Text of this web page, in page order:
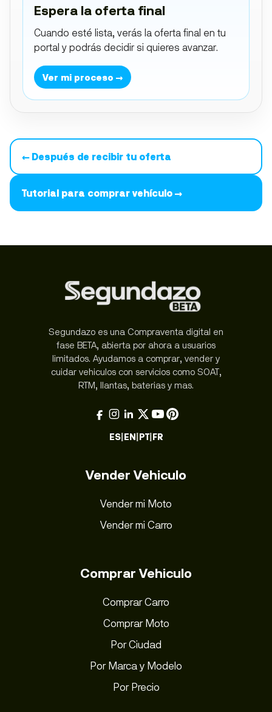
Espera la oferta final
Cuando esté lista, verás la oferta final en tu
portal y podrás decidir si quieres avanzar.
Ver mi proceso →
← Después de recibir tu oferta
Tutorial para comprar vehículo →
Segundazo es una Compraventa digital en
fase BETA, abierta por ahora a usuarios
limitados. Ayudamos a comprar, vender y
cuidar vehiculos con servicios como SOAT,
RTM, llantas, baterias y mas.
ES|EN|PT|FR
Vender Vehiculo
Vender mi Moto
Vender mi Carro
Comprar Vehiculo
Comprar Carro
Comprar Moto
Por Ciudad
Por Marca y Modelo
Por Precio